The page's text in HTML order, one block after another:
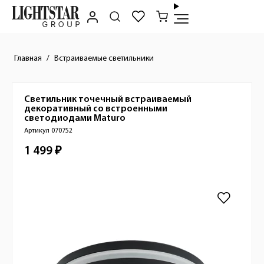
Главная Встраиваемые светильники
Краткое описание товара
Светильник точечный встраиваемый
декоративный со встроенными
светодиодами Maturo
Артикул 070752
Стоимость товара
1 499 ₽